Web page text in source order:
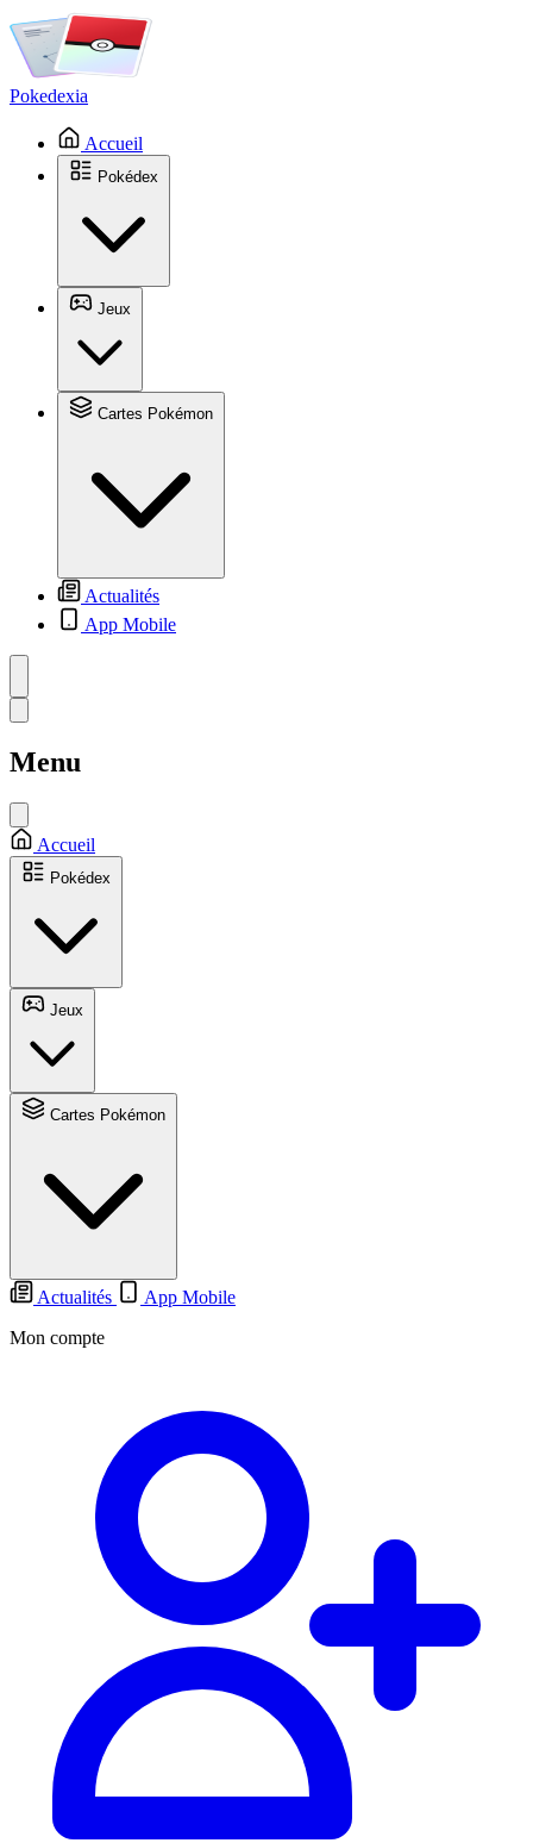
Pokedexia
Accueil
Actualités
App Mobile
Menu
Accueil
Actualités
App Mobile
Mon compte